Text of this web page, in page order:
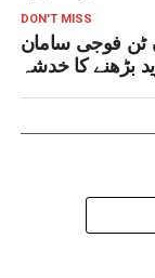
DON'T MISS
ٹن فوجی سامان
بڑھنے کا خدشہ